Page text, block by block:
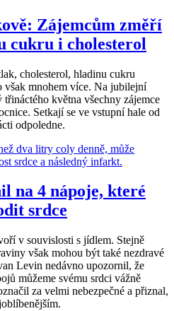
Zájemcům změří
cukru i cholesterol
cholesterol, hladinu cukru
mnohem více. Na jubilejní
května všechny zájemce
Setkají se ve vstupní hale od
odpoledne.
na 4 nápoje, které
srdce
v souvislosti s jídlem. Stejně
však mohou být také nezdravé
Levin nedávno upozornil, že
můžeme svému srdci vážně
za velmi nebezpečné a přiznal,